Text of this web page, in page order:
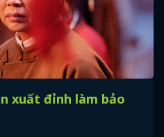
xuất đỉnh làm bảo